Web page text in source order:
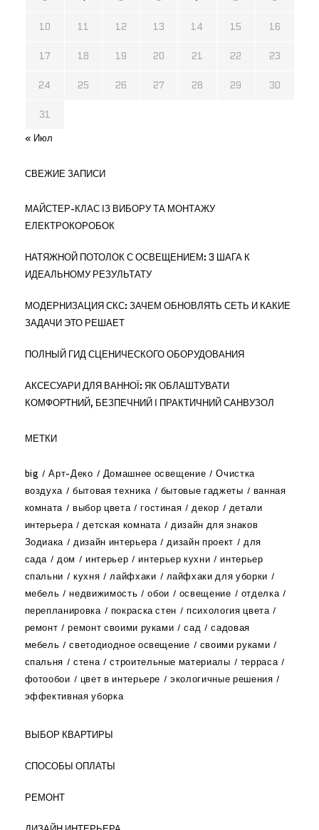
10 11 12 13 14 15 16
17 18 19 20 21 22 23
24 25 26 27 28 29 30
31
« Июл
СВЕЖИЕ ЗАПИСИ
МАЙСТЕР-КЛАС ІЗ ВИБОРУ ТА МОНТАЖУ
ЕЛЕКТРОКОРОБОК
НАТЯЖНОЙ ПОТОЛОК С ОСВЕЩЕНИЕМ: 3 ШАГА К
ИДЕАЛЬНОМУ РЕЗУЛЬТАТУ
МОДЕРНИЗАЦИЯ СКС: ЗАЧЕМ ОБНОВЛЯТЬ СЕТЬ И КАКИЕ
ЗАДАЧИ ЭТО РЕШАЕТ
ПОЛНЫЙ ГИД СЦЕНИЧЕСКОГО ОБОРУДОВАНИЯ
АКСЕСУАРИ ДЛЯ ВАННОЇ: ЯК ОБЛАШТУВАТИ
КОМФОРТНИЙ, БЕЗПЕЧНИЙ І ПРАКТИЧНИЙ САНВУЗОЛ
МЕТКИ
big Арт-Деко Домашнее освещение
Очистка
воздуха
бытовая техника бытовые гаджеты
ванная
комната
выбор цвета гостиная декор
детали
интерьера
детская комната
дизайн для знаков
Зодиака
дизайн интерьера дизайн проект
для
сада
дом интерьер интерьер кухни
интерьер
спальни
кухня лайфхаки
лайфхаки для уборки
мебель
недвижимость обои освещение
отделка
перепланировка
покраска стен
психология цвета
ремонт
ремонт своими руками сад
садовая
мебель
светодиодное освещение
своими руками
спальня
стена строительные материалы
терраса
фотообои
цвет в интерьере
экологичные решения
эффективная уборка
ВЫБОР КВАРТИРЫ
СПОСОБЫ ОПЛАТЫ
РЕМОНТ